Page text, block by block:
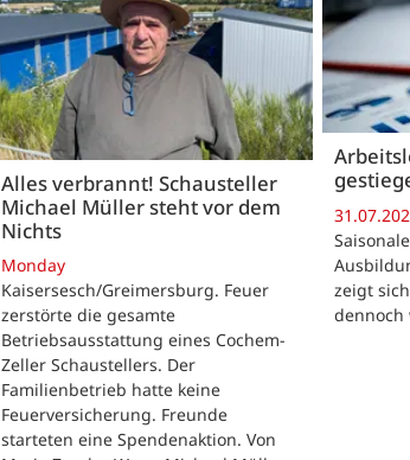
Alles verbrannt! Schausteller
Michael Müller steht vor dem
Nichts
Monday
Kaisersesch/Greimersburg. Feuer
zerstörte die gesamte
Betriebsausstattung eines Cochem-
Zeller Schaustellers. Der
Familienbetrieb hatte keine
Feuerversicherung. Freunde
starteten eine Spendenaktion. Von
zeigt
dennoch